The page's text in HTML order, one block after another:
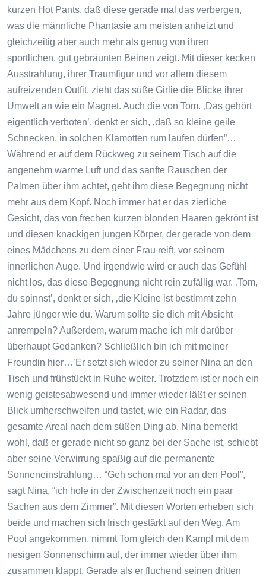
kurzen Hot Pants, daß diese gerade mal das verbergen,
was die männliche Phantasie am meisten anheizt und
gleichzeitig aber auch mehr als genug von ihren
sportlichen, gut gebräunten Beinen zeigt. Mit dieser kecken
Ausstrahlung, ihrer Traumfigur und vor allem diesem
aufreizenden Outfit, zieht das süße Girlie die Blicke ihrer
Umwelt an wie ein Magnet. Auch die von Tom. ‚Das gehört
eigentlich verboten’, denkt er sich, ‚daß so kleine geile
Schnecken, in solchen Klamotten rum laufen dürfen”…
Während er auf dem Rückweg zu seinem Tisch auf die
angenehm warme Luft und das sanfte Rauschen der
Palmen über ihm achtet, geht ihm diese Begegnung nicht
mehr aus dem Kopf. Noch immer hat er das zierliche
Gesicht, das von frechen kurzen blonden Haaren gekrönt ist
und diesen knackigen jungen Körper, der gerade von dem
eines Mädchens zu dem einer Frau reift, vor seinem
innerlichen Auge. Und irgendwie wird er auch das Gefühl
nicht los, das diese Begegnung nicht rein zufällig war. ‚Tom,
du spinnst’, denkt er sich, ‚die Kleine ist bestimmt zehn
Jahre jünger wie du. Warum sollte sie dich mit Absicht
anrempeln? Außerdem, warum mache ich mir darüber
überhaupt Gedanken? Schließlich bin ich mit meiner
Freundin hier…’Er setzt sich wieder zu seiner Nina an den
Tisch und frühstückt in Ruhe weiter. Trotzdem ist er noch ein
wenig geistesabwesend und immer wieder läßt er seinen
Blick umherschweifen und tastet, wie ein Radar, das
gesamte Areal nach dem süßen Ding ab. Nina bemerkt
wohl, daß er gerade nicht so ganz bei der Sache ist, schiebt
aber seine Verwirrung spaßig auf die permanente
Sonneneinstrahlung… “Geh schon mal vor an den Pool”,
sagt Nina, “ich hole in der Zwischenzeit noch ein paar
Sachen aus dem Zimmer”. Mit diesen Worten erheben sich
beide und machen sich frisch gestärkt auf den Weg. Am
Pool angekommen, nimmt Tom gleich den Kampf mit dem
riesigen Sonnenschirm auf, der immer wieder über ihm
zusammen klappt. Gerade als er fluchend seinen dritten